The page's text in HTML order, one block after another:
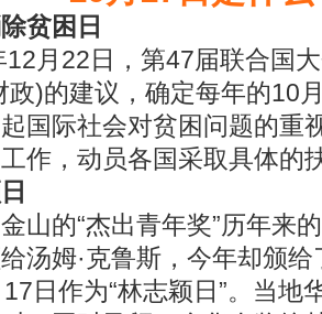
贫困日
22日，第47届联合国大
政)的建议，确定每年的10
国际社会对贫困问题的重
作，动员各国采取具体的
的“杰出青年奖”历年来
汤姆·克鲁斯，今年却颁
日作为“林志颖日”。当地